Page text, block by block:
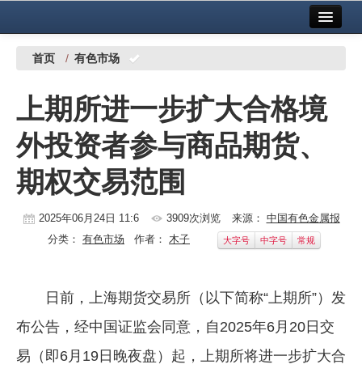
中国有色金属报社主办 广告服务
铜镍铅锌
铝
稀有稀土
有色市场
党建工作
首页 / 有色市场
上期所进一步扩大合格境
外投资者参与商品期货、
期权交易范围
2025年06月24日 11:6 3909次浏览 来源： 中国有色金属报
分类： 有色市场 作者： 木子 大字号 中字号 常规
日前，上海期货交易所（以下简称“上期所”）发
布公告，经中国证监会同意，自2025年6月20日交
易（即6月19日晚夜盘）起，上期所将进一步扩大合